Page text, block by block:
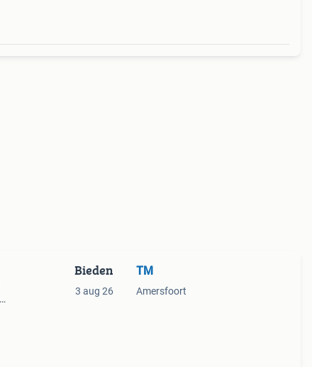
Bieden
3 aug 26
TM
Amersfoort